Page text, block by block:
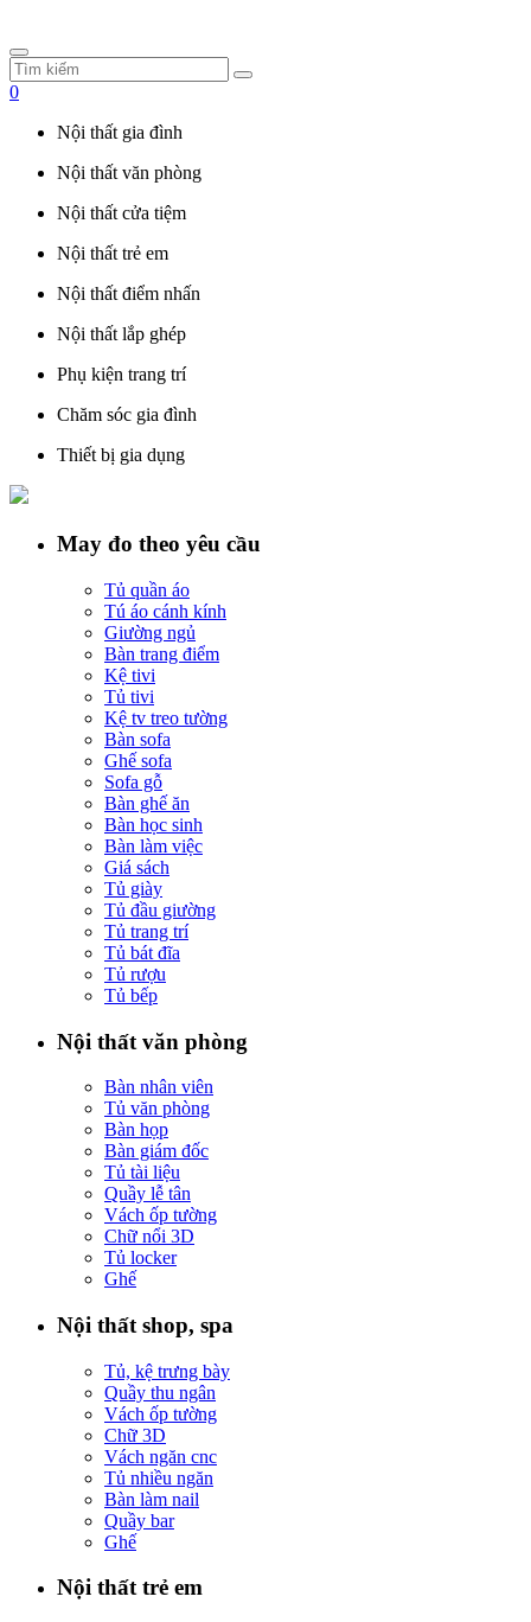
0
Nội thất gia đình
Nội thất văn phòng
Nội thất cửa tiệm
Nội thất trẻ em
Nội thất điểm nhấn
Nội thất lắp ghép
Phụ kiện trang trí
Chăm sóc gia đình
Thiết bị gia dụng
May đo theo yêu cầu
Tủ quần áo
Tú áo cánh kính
Giường ngủ
Bàn trang điểm
Kệ tivi
Tủ tivi
Kệ tv treo tường
Bàn sofa
Ghế sofa
Sofa gỗ
Bàn ghế ăn
Bàn học sinh
Bàn làm việc
Giá sách
Tủ giày
Tủ đầu giường
Tủ trang trí
Tủ bát đĩa
Tủ rượu
Tủ bếp
Nội thất văn phòng
Bàn nhân viên
Tủ văn phòng
Bàn họp
Bàn giám đốc
Tủ tài liệu
Quầy lễ tân
Vách ốp tường
Chữ nổi 3D
Tủ locker
Ghế
Nội thất shop, spa
Tủ, kệ trưng bày
Quầy thu ngân
Vách ốp tường
Chữ 3D
Vách ngăn cnc
Tủ nhiều ngăn
Bàn làm nail
Quầy bar
Ghế
Nội thất trẻ em